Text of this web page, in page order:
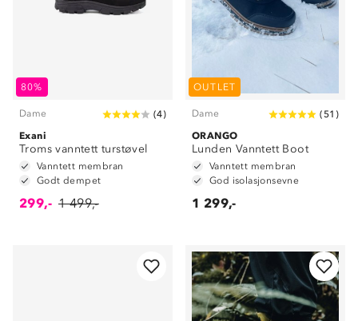
80%
Dame (4)
Exani
Troms vanntett turstøvel
Vanntett membran
Godt dempet
299,- 1 499,-
OUTLET
Dame (51 )
ORANGO
Lunden Vanntett Boot
Vanntett membran
God isolasjonsevne
1 299,-